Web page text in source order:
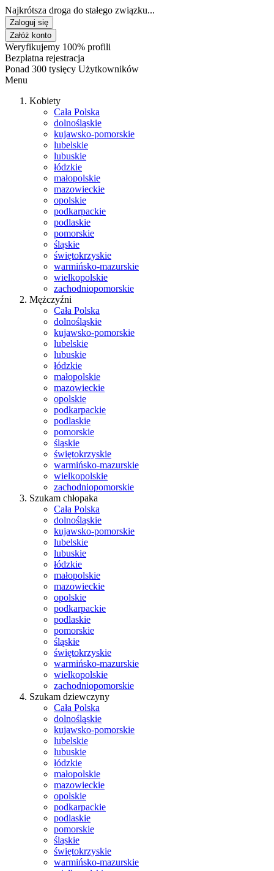
Najkrótsza droga do stałego związku...
Zaloguj się
Załóż konto
Weryfikujemy 100% profili
Bezpłatna rejestracja
Ponad 300 tysięcy Użytkowników
Menu
Kobiety
Cała Polska
dolnośląskie
kujawsko-pomorskie
lubelskie
lubuskie
łódzkie
małopolskie
mazowieckie
opolskie
podkarpackie
podlaskie
pomorskie
śląskie
świętokrzyskie
warmińsko-mazurskie
wielkopolskie
zachodniopomorskie
Mężczyźni
Cała Polska
dolnośląskie
kujawsko-pomorskie
lubelskie
lubuskie
łódzkie
małopolskie
mazowieckie
opolskie
podkarpackie
podlaskie
pomorskie
śląskie
świętokrzyskie
warmińsko-mazurskie
wielkopolskie
zachodniopomorskie
Szukam chłopaka
Cała Polska
dolnośląskie
kujawsko-pomorskie
lubelskie
lubuskie
łódzkie
małopolskie
mazowieckie
opolskie
podkarpackie
podlaskie
pomorskie
śląskie
świętokrzyskie
warmińsko-mazurskie
wielkopolskie
zachodniopomorskie
Szukam dziewczyny
Cała Polska
dolnośląskie
kujawsko-pomorskie
lubelskie
lubuskie
łódzkie
małopolskie
mazowieckie
opolskie
podkarpackie
podlaskie
pomorskie
śląskie
świętokrzyskie
warmińsko-mazurskie